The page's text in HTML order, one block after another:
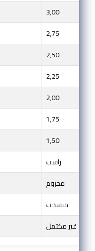
3,00
2,75
2,50
2,25
2,00
1,75
1,50
راسب
محروم
منسحب
غير مكتمل